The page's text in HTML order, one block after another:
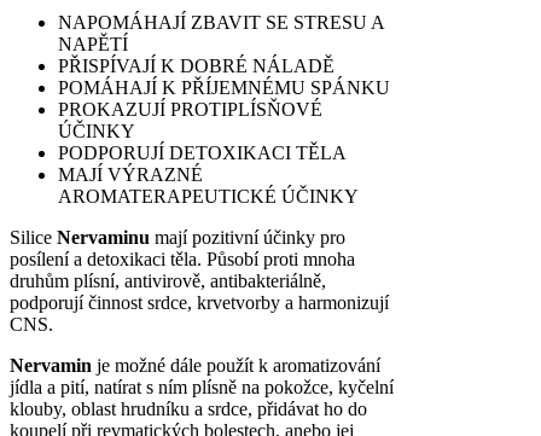
NAPOMÁHAJÍ ZBAVIT SE STRESU A
NAPĚTÍ
PŘISPÍVAJÍ K DOBRÉ NÁLADĚ
POMÁHAJÍ K PŘÍJEMNÉMU SPÁNKU
PROKAZUJÍ PROTIPLÍSŇOVÉ
ÚČINKY
PODPORUJÍ DETOXIKACI TĚLA
MAJÍ VÝRAZNÉ
AROMATERAPEUTICKÉ ÚČINKY
Silice Nervaminu mají pozitivní účinky pro
posílení a detoxikaci těla. Působí proti mnoha
druhům plísní, antivirově, antibakteriálně,
podporují činnost srdce, krvetvorby a harmonizují
CNS.
Nervamin je možné dále použít k aromatizování
jídla a pití, natírat s ním plísně na pokožce, kyčelní
klouby, oblast hrudníku a srdce, přidávat ho do
koupelí při revmatických bolestech, anebo jej